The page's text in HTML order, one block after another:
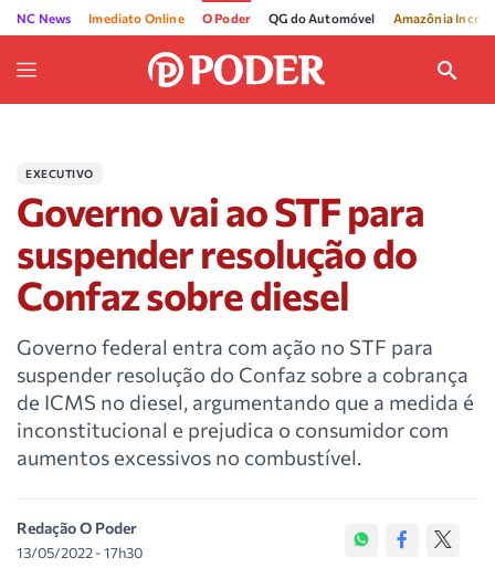
NC News Imediato Online O Poder QG do Automóvel Amazônia
EXECUTIVO
Governo vai ao STF para
suspender resolução do
Confaz sobre diesel
Governo federal entra com ação no STF para
suspender resolução do Confaz sobre a cobrança
de ICMS no diesel, argumentando que a medida é
inconstitucional e prejudica o consumidor com
aumentos excessivos no combustível.
Redação O Poder
13/05/2022 - 17h30